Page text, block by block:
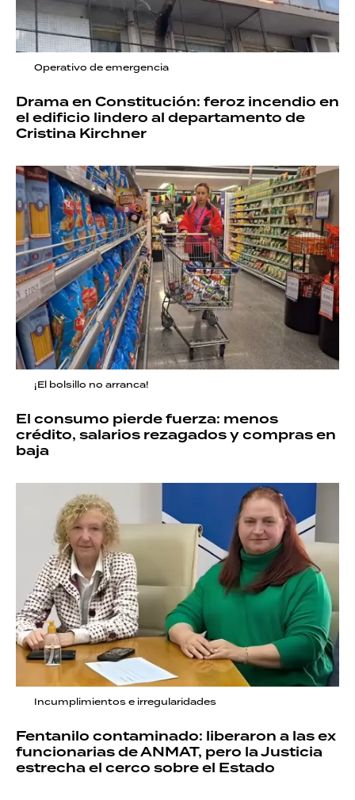
Operativo de emergencia
Drama en Constitución: feroz incendio en
el edificio lindero al departamento de
Cristina Kirchner
¡El bolsillo no arranca!
El consumo pierde fuerza: menos
crédito, salarios rezagados y compras en
baja
Incumplimientos e irregularidades
Fentanilo contaminado: liberaron a las ex
funcionarias de ANMAT, pero la Justicia
estrecha el cerco sobre el Estado